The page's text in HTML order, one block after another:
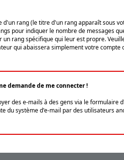
rang (le titre d'un rang apparaît sous
pour indiquer le nombre de messages
rang spécifique qui leur est propre.
qui abaissera simplement votre compte
demande de me connecter !
des e-mails à des gens via le
du système d'e-mail par des utilisateurs